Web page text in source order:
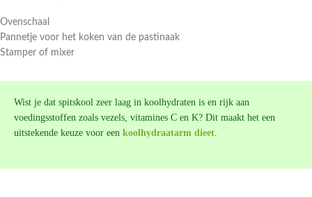
Ovenschaal
Pannetje voor het koken van de pastinaak
Stamper of mixer
Wist je dat spitskool zeer laag in koolhydraten is en rijk aan
voedingsstoffen zoals vezels, vitamines C en K? Dit maakt het een
uitstekende keuze voor een koolhydraatarm dieet.